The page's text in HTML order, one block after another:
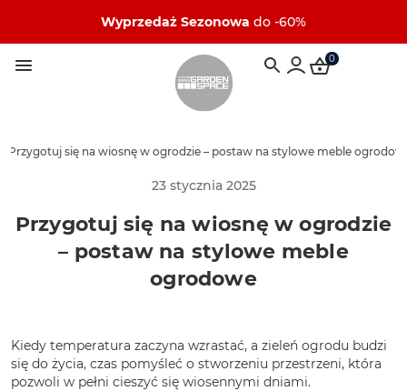
Wyprzedaż Sezonowa do -60%
0
Przygotuj się na wiosnę w ogrodzie – postaw na stylowe meble
23 stycznia 2025
Przygotuj się na wiosnę w ogrodzie
– postaw na stylowe meble
ogrodowe
Kiedy temperatura zaczyna wzrastać, a zieleń ogrodu budzi
się do życia, czas pomyśleć o stworzeniu przestrzeni, która
pozwoli w pełni cieszyć się wiosennymi dniami.